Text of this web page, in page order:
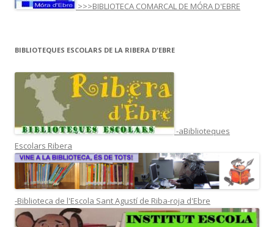
>>>BIBLIOTECA COMARCAL DE MÓRA D'EBRE
BIBLIOTEQUES ESCOLARS DE LA RIBERA D'EBRE
-aBiblioteques
Escolars Ribera
-Biblioteca de l'Escola Sant Agustí de Riba-roja d'Ebre